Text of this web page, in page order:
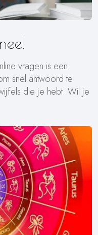
vragen is een
snel antwoord te
die je hebt. Wil je